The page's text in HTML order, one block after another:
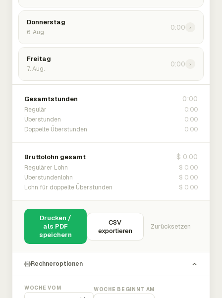
Donnerstag
6. Aug.
0:00 ›
Freitag
7. Aug.
0:00 ›
Gesamtstunden 0:00
Regulär 0:00
Überstunden 0:00
Doppelte Überstunden 0:00
Bruttolohn gesamt $ 0.00
Regulärer Lohn $ 0.00
Überstundenlohn $ 0.00
Lohn für doppelte Überstunden $ 0.00
Drucken /
als PDF
speichern
CSV
exportieren
Zurücksetzen
Rechneroptionen
WOCHE VOM WOCHE BEGINNT AM